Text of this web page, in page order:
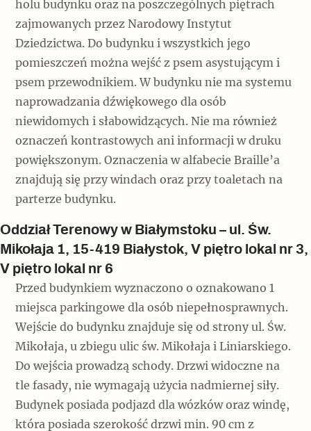
holu budynku oraz na poszczególnych piętrach
zajmowanych przez Narodowy Instytut
Dziedzictwa. Do budynku i wszystkich jego
pomieszczeń można wejść z psem asystującym i
psem przewodnikiem. W budynku nie ma systemu
naprowadzania dźwiękowego dla osób
niewidomych i słabowidzących. Nie ma również
oznaczeń kontrastowych ani informacji w druku
powiększonym. Oznaczenia w alfabecie Braille’a
znajdują się przy windach oraz przy toaletach na
parterze budynku.
Oddział Terenowy w Białymstoku – ul. Św.
Mikołaja 1, 15-419 Białystok, V piętro lokal nr 3,
V piętro lokal nr 6
Przed budynkiem wyznaczono o oznakowano 1
miejsca parkingowe dla osób niepełnosprawnych.
Wejście do budynku znajduje się od strony ul. Św.
Mikołaja, u zbiegu ulic św. Mikołaja i Liniarskiego.
Do wejścia prowadzą schody. Drzwi widoczne na
tle fasady, nie wymagają użycia nadmiernej siły.
Budynek posiada podjazd dla wózków oraz windę,
która posiada szerokość drzwi min. 90 cm z